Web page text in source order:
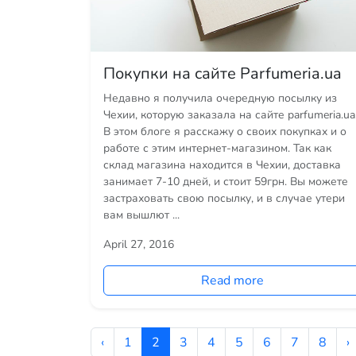
Покупки на сайте Parfumeria.ua
Недавно я получила очередную посылку из
Чехии, которую заказала на сайте
В этом блоге я расскажу о своих покупках и о
работе с этим интернет-магазином. Так как
склад магазина находится в Чехии, доставка
занимает 7-10 дней, и стоит 59грн. Вы можете
застраховать свою посылку, и в случае утери
вам вышлют ...
April 27, 2016
Read more
‹ 1 2 3 4 5 6 7 8 ›